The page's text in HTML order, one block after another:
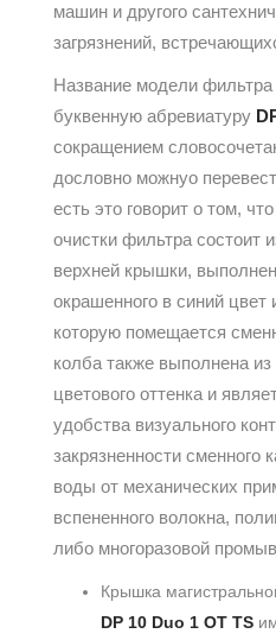
машин и другого
загрязнений,
Название модели фильтра
буквенную абревиатуру
сокращением
дословно можнуо
есть это говорит о том,
очистки фильтра состоит
верхней крышки,
окрашенного в синий
которую помещается
колба также выполнена
цветового оттенка и
удобства визуального
закрязненности сменного
воды от механических
вспененного волокна,
либо многоразовой
Крышка
DP 10 Duo 1 OT TS